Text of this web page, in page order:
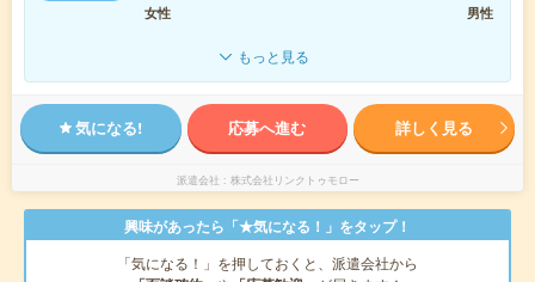
女性
男性
もっと見る
気になる! 応募へ進む 詳しく見る
派遣会社 株式会社リンクトゥモロー
興味があったら「★気になる！」をタップ！
「気になる！」を押しておくと、派遣会社から